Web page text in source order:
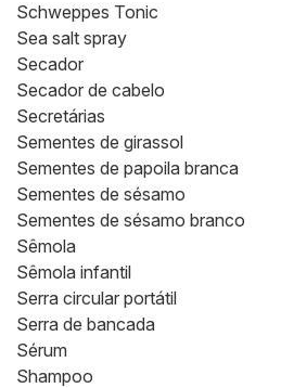
Schweppes Tonic
Sea salt spray
Secador
Secador de cabelo
Secretárias
Sementes de girassol
Sementes de papoila branca
Sementes de sésamo
Sementes de sésamo branco
Sêmola
Sêmola infantil
Serra circular portátil
Serra de bancada
Sérum
Shampoo